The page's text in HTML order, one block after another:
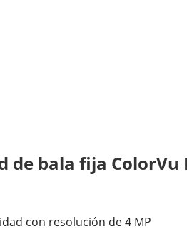
de bala fija ColorVu
con resolución de 4 MP